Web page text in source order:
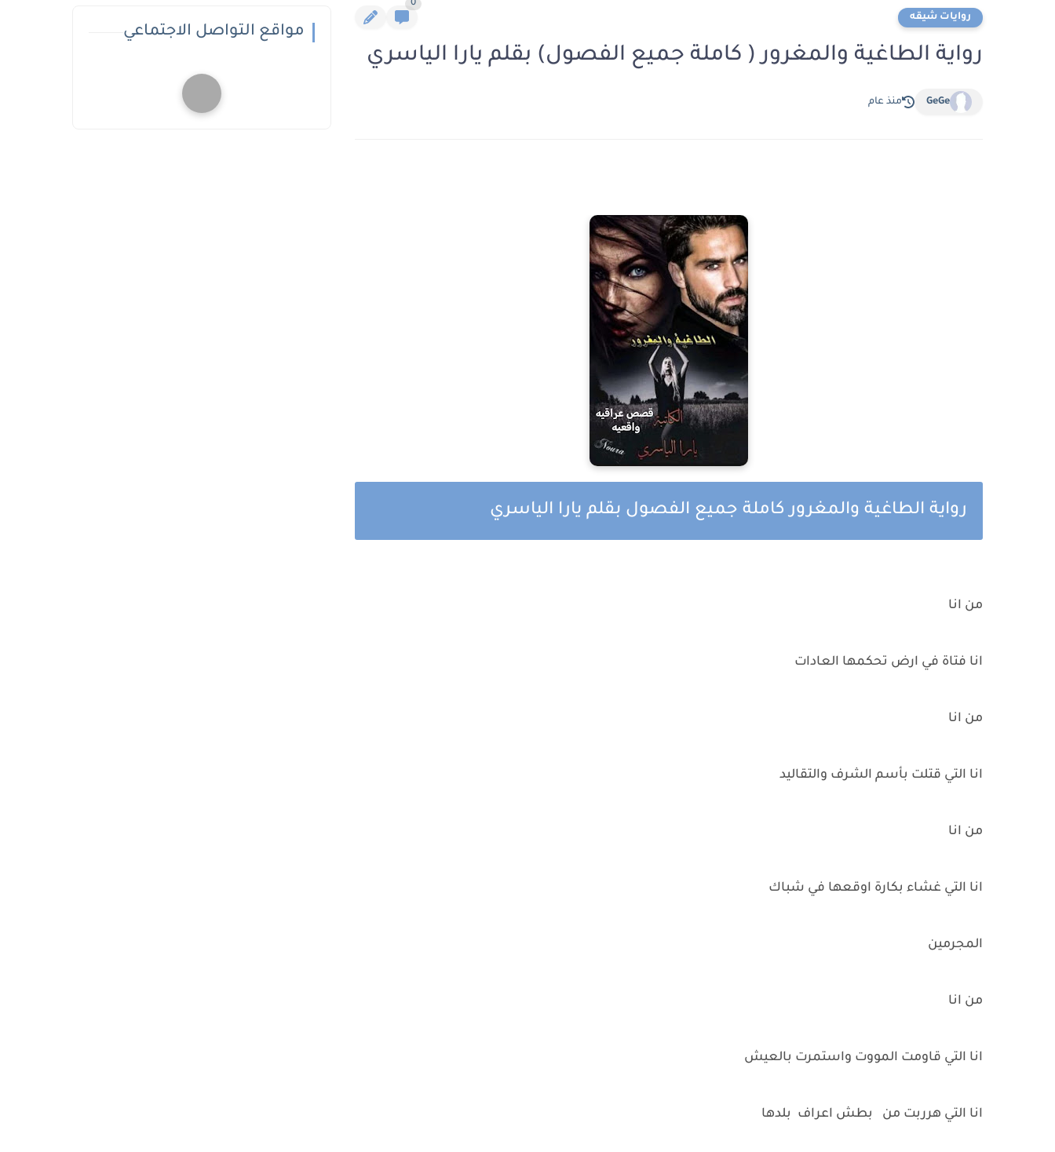
روايات شيقه
0
رواية الطاغية والمغرور ( كاملة جميع الفصول) بقلم يارا الياسري
GeGe منذ عام
رواية الطاغية والمغرور كاملة جميع الفصول بقلم يارا الياسري
من انا
انا فتاة في ارض تحكمها العادات
من انا
انا التي قتلت بأسم الشرف والتقاليد
من انا
انا التي غشاء بكارة اوقعها في شباك
المجرمين
من انا
انا التي قاومت المووت واستمرت بالعيش
انا التي هرربت من بطش اعراف بلدها
مواقع التواصل الاجتماعي